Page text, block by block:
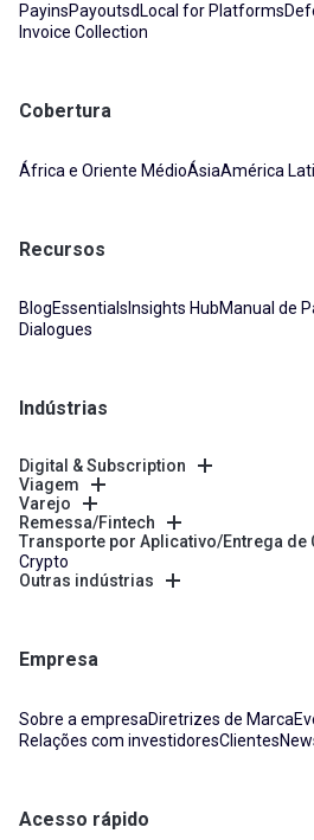
PayinsPayoutsdLocal for Platforms
Invoice Collection
Cobertura
África e Oriente MédioÁsiaAmérica
Recursos
BlogEssentials Insights HubManual de
Dialogues
Indústrias
Digital & Subscription
Viagem
Varejo
Remessa/Fintech
Transporte por Aplicativo/Entrega de
Crypto
Outras indústrias
Empresa
Sobre a empresaDiretrizes de Marca
Relações com investidoresClientes
Acesso rápido